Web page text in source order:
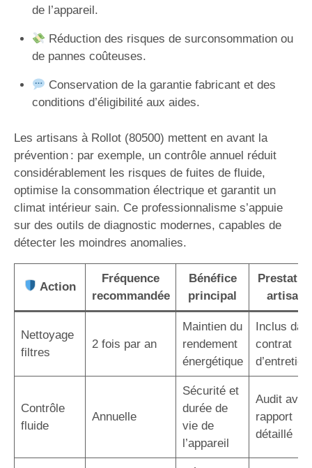
de l’appareil.
Réduction des risques de surconsommation ou
de pannes coûteuses.
Conservation de la garantie fabricant et des
conditions d’éligibilité aux aides.
Les artisans à Rollot (80500) mettent en avant la
prévention : par exemple, un contrôle annuel réduit
considérablement les risques de fuites de fluide,
optimise la consommation électrique et garantit un
climat intérieur sain. Ce professionnalisme s’appuie
sur des outils de diagnostic modernes, capables de
détecter les moindres anomalies.
Action
Fréquence
recommandée
Bénéfice
principal
artisan
Nettoyage
filtres
2 fois par an
Maintien du
rendement
énergétique
Inclus
contrat
d’entretien
Contrôle
fluide
Annuelle
Sécurité et
durée de
vie de
l’appareil
Audit avec
rapport
détaillé